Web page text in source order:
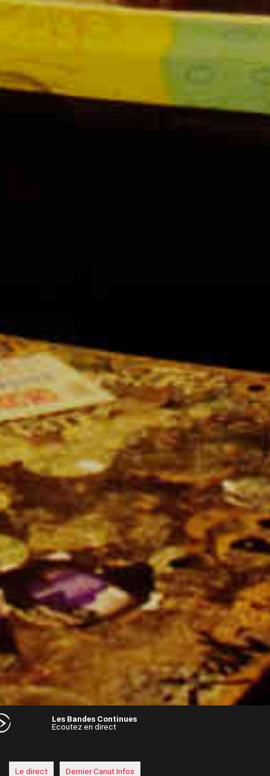
Les Bandes Continues
Ecoutez en direct
Le direct Dernier Canut Infos